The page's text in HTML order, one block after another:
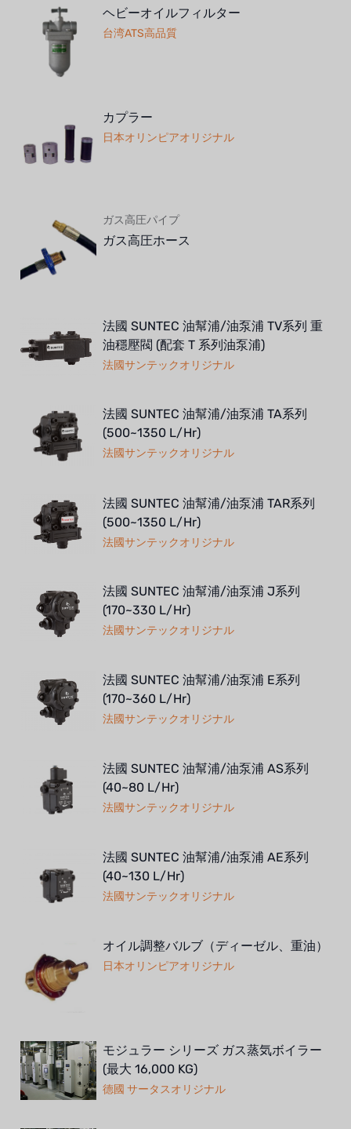
ヘビーオイルフィルター
台湾ATS高品質
カプラー
日本オリンピアオリジナル
ガス高圧パイプ
ガス高圧ホース
法國 SUNTEC 油幫浦/油泵浦 TV系列 重
油穩壓閥 (配套 T 系列油泵浦)
法國サンテックオリジナル
法國 SUNTEC 油幫浦/油泵浦 TA系列
(500~1350 L/Hr)
法國サンテックオリジナル
法國 SUNTEC 油幫浦/油泵浦 TAR系列
(500~1350 L/Hr)
法國サンテックオリジナル
法國 SUNTEC 油幫浦/油泵浦 J系列
(170~330 L/Hr)
法國サンテックオリジナル
法國 SUNTEC 油幫浦/油泵浦 E系列
(170~360 L/Hr)
法國サンテックオリジナル
法國 SUNTEC 油幫浦/油泵浦 AS系列
(40~80 L/Hr)
法國サンテックオリジナル
法國 SUNTEC 油幫浦/油泵浦 AE系列
(40~130 L/Hr)
法國サンテックオリジナル
オイル調整バルブ（ディーゼル、重油）
日本オリンピアオリジナル
モジュラー シリーズ ガス蒸気ボイラー
(最大 16,000 KG)
德國 サータスオリジナル